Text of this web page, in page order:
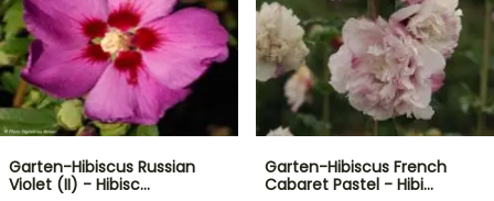
Garten-Hibiscus Russian
Violet (II) - Hibisc…
Garten-Hibiscus French
Cabaret Pastel - Hibi…